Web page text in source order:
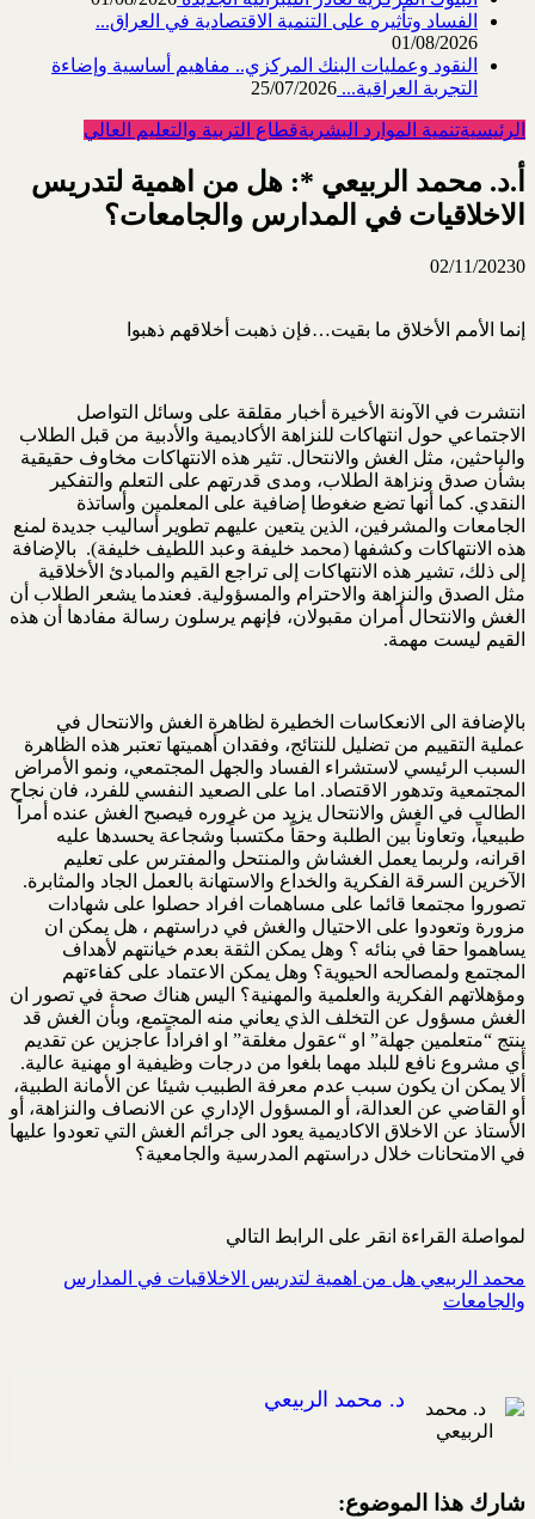
الفساد وتأثيره على التنمية الاقتصادية في العراق...
01/08/2026
النقود وعمليات البنك المركزي.. مفاهيم أساسية وإضاءة
التجربة العراقية... 25/07/2026
الرئيسيةتنمية الموارد البشريةقطاع التربية والتعليم العالي
أ.د. محمد الربيعي *: هل من اهمية لتدريس
الاخلاقيات في المدارس والجامعات؟
02/11/20230
إنما الأمم الأخلاق ما بقيت…فإن ذهبت أخلاقهم ذهبوا
انتشرت في الآونة الأخيرة أخبار مقلقة على وسائل التواصل
الاجتماعي حول انتهاكات للنزاهة الأكاديمية والأدبية من قبل الطلاب
والباحثين، مثل الغش والانتحال. تثير هذه الانتهاكات مخاوف حقيقية
بشأن صدق ونزاهة الطلاب، ومدى قدرتهم على التعلم والتفكير
النقدي. كما أنها تضع ضغوطا إضافية على المعلمين وأساتذة
الجامعات والمشرفين، الذين يتعين عليهم تطوير أساليب جديدة لمنع
هذه الانتهاكات وكشفها (محمد خليفة وعبد اللطيف خليفة). بالإضافة
إلى ذلك، تشير هذه الانتهاكات إلى تراجع القيم والمبادئ الأخلاقية
مثل الصدق والنزاهة والاحترام والمسؤولية. فعندما يشعر الطلاب أن
الغش والانتحال أمران مقبولان، فإنهم يرسلون رسالة مفادها أن هذه
القيم ليست مهمة.
بالإضافة الى الانعكاسات الخطيرة لظاهرة الغش والانتحال في
عملية التقييم من تضليل للنتائج، وفقدان أهميتها تعتبر هذه الظاهرة
السبب الرئيسي لاستشراء الفساد والجهل المجتمعي، ونمو الأمراض
المجتمعية وتدهور الاقتصاد. اما على الصعيد النفسي للفرد، فان نجاح
الطالب في الغش والانتحال يزيد من غروره فيصبح الغش عنده أمراً
طبيعياً، وتعاوناً بين الطلبة وحقاً مكتسباً وشجاعة يحسدها عليه
اقرانه، ولربما يعمل الغشاش والمنتحل والمفترس على تعليم
الآخرين السرقة الفكرية والخداع والاستهانة بالعمل الجاد والمثابرة.
تصوروا مجتمعا قائما على مساهمات افراد حصلوا على شهادات
مزورة وتعودوا على الاحتيال والغش في دراستهم ، هل يمكن ان
يساهموا حقا في بنائه ؟ وهل يمكن الثقة بعدم خيانتهم لأهداف
المجتمع ولمصالحه الحيوية؟ وهل يمكن الاعتماد على كفاءتهم
ومؤهلاتهم الفكرية والعلمية والمهنية؟ اليس هناك صحة في تصور ان
الغش مسؤول عن التخلف الذي يعاني منه المجتمع، وبأن الغش قد
ينتج “متعلمين جهلة” او “عقول مغلقة” او افراداً عاجزين عن تقديم
أي مشروع نافع للبلد مهما بلغوا من درجات وظيفية او مهنية عالية.
ألا يمكن ان يكون سبب عدم معرفة الطبيب شيئا عن الأمانة الطبية،
أو القاضي عن العدالة، أو المسؤول الإداري عن الانصاف والنزاهة، أو
الأستاذ عن الاخلاق الاكاديمية يعود الى جرائم الغش التي تعودوا عليها
في الامتحانات خلال دراستهم المدرسية والجامعية؟
لمواصلة القراءة انقر على الرابط التالي
محمد الربيعي هل من اهمية لتدريس الاخلاقيات في المدارس
والجامعات
د. محمد الربيعي
شارك هذا الموضوع: